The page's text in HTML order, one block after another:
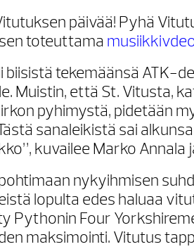
päivää! Pyhä
toteuttama
biisistä tekemäänsä ATK-
Muistin, että St. Vitusta,
pyhimystä, pidetään
sanaleikistä sai
kuvailee Marko Annala
nykyihmisen
lopulta edes haluaa
Pythonin Four
maksimointi. Vitutus